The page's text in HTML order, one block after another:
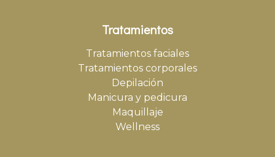
Tratamientos
Tratamientos faciales
Tratamientos corporales
Depilación
Manicura y pedicura
Maquillaje
Wellness